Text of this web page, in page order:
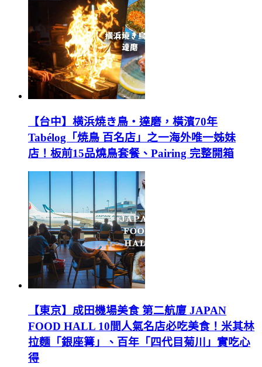
【台中】横浜焼き鳥‧達磨，橫濱70年
Tabélog「焼鳥 百名店」之一海外唯一姊妹
店！板前15品燒鳥套餐、Pairing 完整開箱
【東京】成田機場美食 第二航廈 JAPAN
FOOD HALL 10間人氣名店必吃美食！米其林
拉麵「銀座篝」、百年「四代目菊川」實吃心
得